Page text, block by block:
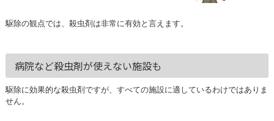
駆除の観点では、殺虫剤は非常に有効と言えます。
病院など殺虫剤が使えない施設も
駆除に効果的な殺虫剤ですが、すべての施設に適しているわけではありま
せん。